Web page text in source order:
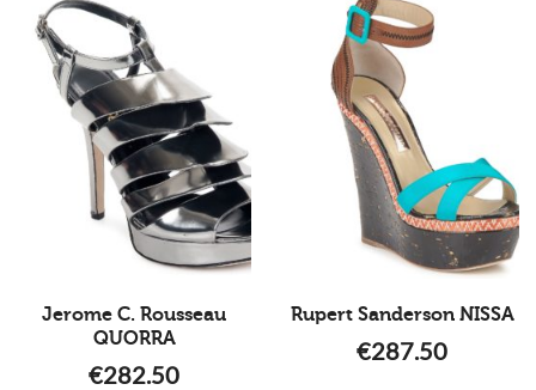
Jerome C. Rousseau
QUORRA
€282.50
Rupert Sanderson NISSA
€287.50